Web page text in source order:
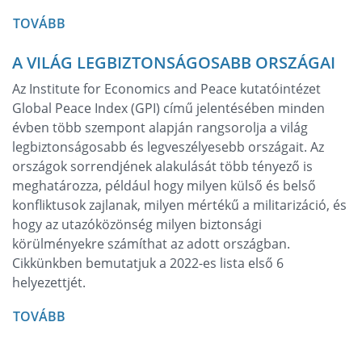
TOVÁBB
A VILÁG LEGBIZTONSÁGOSABB ORSZÁGAI
Az Institute for Economics and Peace kutatóintézet
Global Peace Index (GPI) című jelentésében minden
évben több szempont alapján rangsorolja a világ
legbiztonságosabb és legveszélyesebb országait. Az
országok sorrendjének alakulását több tényező is
meghatározza, például hogy milyen külső és belső
konfliktusok zajlanak, milyen mértékű a militarizáció, és
hogy az utazóközönség milyen biztonsági
körülményekre számíthat az adott országban.
Cikkünkben bemutatjuk a 2022-es lista első 6
helyezettjét.
TOVÁBB